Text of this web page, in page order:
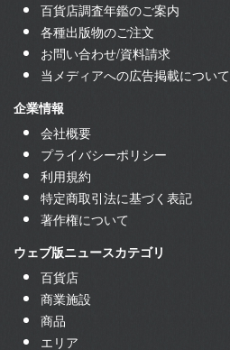
百貨店調査年鑑のご案内
各種出版物のご注文
お問い合わせ/資料請求
当メディアへの広告掲載について
企業情報
会社概要
プライバシーポリシー
利用規約
特定商取引法に基づく表記
著作権について
ウェブ版ニュースカテゴリ
百貨店
商業施設
商品
エリア